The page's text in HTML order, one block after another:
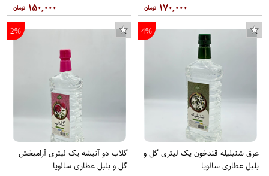
۱۷۰,۰۰۰ ۱۵۰,۰۰۰
4%
عرق شنبلیله قندخون یک لیتری گل و
بلبل عطاری سالویا
2%
گلاب دو آتیشه یک لیتری آرامبخش
گل و بلبل عطاری سالویا